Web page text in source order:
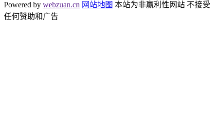
Powered by webzuan.cn 网站地图 本站为非赢利性网站 不接受
任何赞助和广告